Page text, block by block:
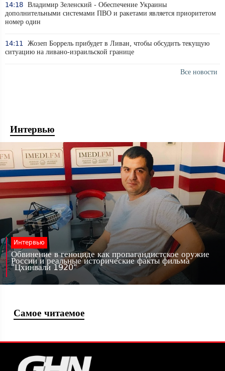
14:18 Владимир Зеленский - Обеспечение Украины
дополнительными системами ПВО и ракетами является приоритетом
номер один
14:11
Жозеп Боррель прибудет в Ливан, чтобы обсудить текущую
ситуацию на ливано-израильской границе
Все новости
Интервью
Интервью
Обвинение в геноциде как пропагандистское оружие
России и реальные исторические факты фильма
"Цхинвали 1920"
Самое читаемое